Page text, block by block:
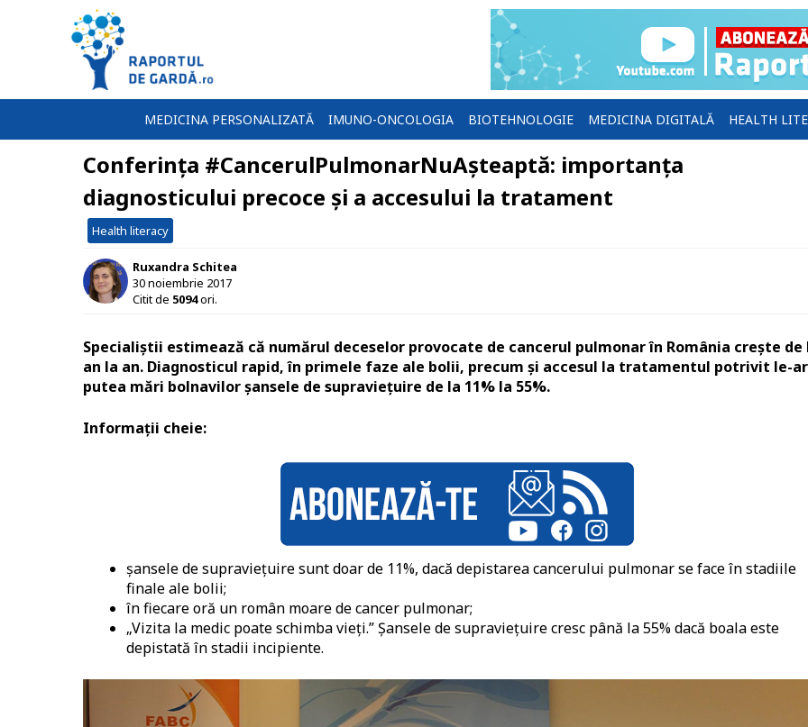
MEDICINA PERSONALIZATĂ IMUNO-ONCOLOGIA BIOTEHNOLOGIE MEDICINA DIGITALĂ HEALTH
Conferința #CancerulPulmonarNuAșteaptă: importanța
diagnosticului precoce și a accesului la tratament
Health literacy
Ruxandra Schitea
30 noiembrie 2017
Citit de 5094ori.
Specialiștii estimează că numărul deceselor provocate de cancerul pulmonar în România crește de
an la an. Diagnosticul rapid, în primele faze ale bolii, precum și accesul la tratamentul potrivit le-ar
putea mări bolnavilor șansele de supraviețuire de la 11% la 55%.
Informații cheie:
șansele de supraviețuire sunt doar de 11%, dacă depistarea cancerului pulmonar se face în stadiile
finale ale bolii;
în fiecare oră un român moare de cancer pulmonar;
„Vizita la medic poate schimba vieți.” Șansele de supraviețuire cresc până la 55% dacă boala este
depistată în stadii incipiente.